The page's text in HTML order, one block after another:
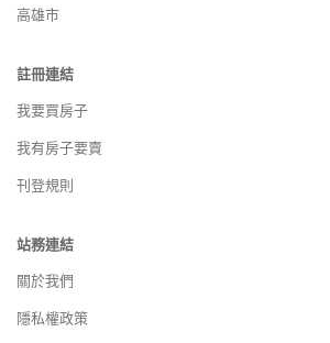
高雄市
註冊連結
我要買房子
我有房子要賣
刊登規則
站務連結
關於我們
隱私權政策